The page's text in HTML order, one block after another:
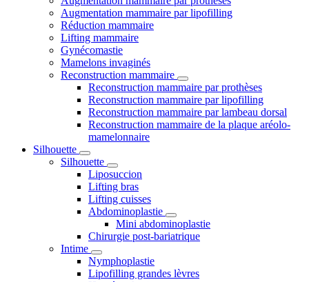
Augmentation mammaire par lipofilling
Réduction mammaire
Lifting mammaire
Gynécomastie
Mamelons invaginés
Reconstruction mammaire
Reconstruction mammaire par prothèses
Reconstruction mammaire par lipofilling
Reconstruction mammaire par lambeau dorsal
Reconstruction mammaire de la plaque aréolo-
mamelonnaire
Silhouette
Silhouette
Liposuccion
Lifting bras
Lifting cuisses
Abdominoplastie
Mini abdominoplastie
Chirurgie post-bariatrique
Intime
Nymphoplastie
Lipofilling grandes lèvres